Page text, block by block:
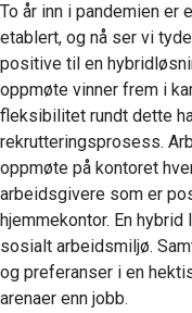
To år inn i pandemien er
etablert, og nå ser vi
positive til en
oppmøte vinner frem i
fleksibilitet rundt dette
rekrutteringsprosess.
oppmøte på kontoret
arbeidsgivere som er
hjemmekontor. En
sosialt arbeidsmiljø.
og preferanser i en
arenaer enn jobb.